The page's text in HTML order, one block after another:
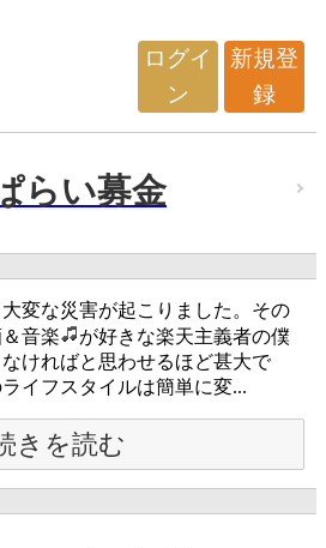
ログイ
ン
新規登
録
らい募金
変な災害が起こりました。その
音楽
が好きな楽天主義者の僕
ければと思わせるほど甚大で
イフスタイルは簡単に変...
きを読む